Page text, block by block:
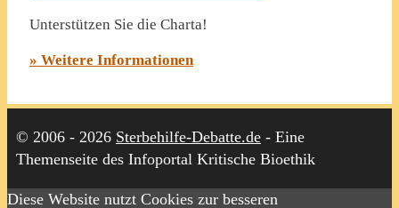
Unterstützen Sie die Charta!
» Weitere Informationen
© 2006 - 2026 Sterbehilfe-Debatte.de - Eine
Themenseite des Infoportal Kritische Bioethik
Diese Website nutzt Cookies zur besseren